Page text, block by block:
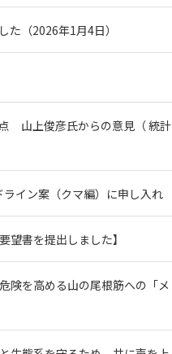
た（2026年1月4日）
山上俊彦氏からの意見（ 統計
イン案（クマ編）に申し入れ
望書を提出しました】
険を高める山の尾根筋への「メ